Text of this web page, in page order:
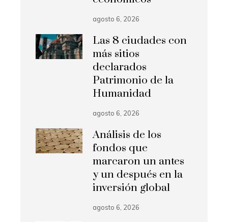
agosto 6, 2026
Las 8 ciudades con
más sitios
declarados
Patrimonio de la
Humanidad
agosto 6, 2026
Análisis de los
fondos que
marcaron un antes
y un después en la
inversión global
agosto 6, 2026